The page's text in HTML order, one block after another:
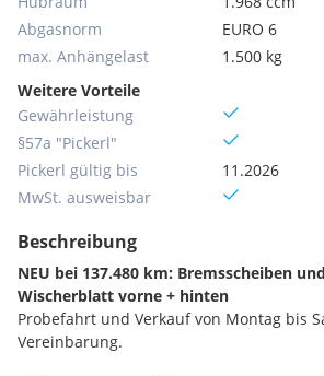
Abgasnorm
EURO 6
max. Anhängelast
1.500 kg
Weitere Vorteile
Gewährleistung
§57a "Pickerl"
Pickerl gültig bis
11.2026
MwSt. ausweisbar
Beschreibung
NEU bei 137.480 km: Bremsscheiben
Wischerblatt vorne + hinten
Probefahrt und Verkauf von Montag bis
Vereinbarung.